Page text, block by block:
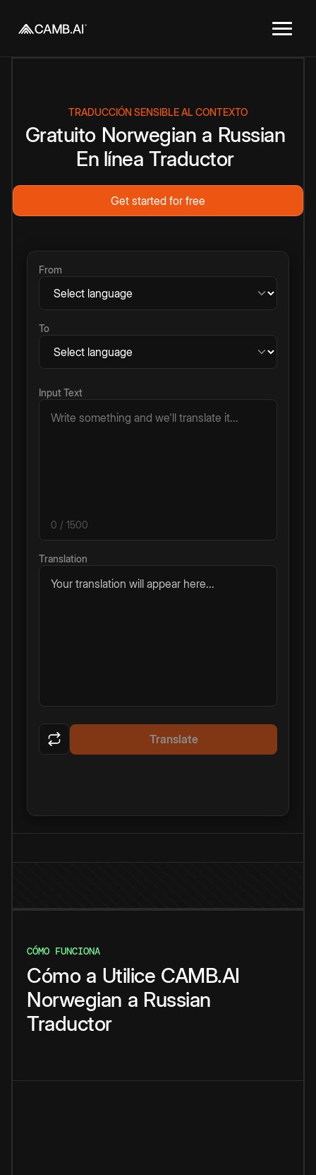
TRADUCCIÓN SENSIBLE AL CONTEXTO
Gratuito Norwegian a Russian
En línea Traductor
Get started for free
From
To
Input Text
0 / 1500
Translation
Your translation will appear here...
Translate
CÓMO FUNCIONA
Cómo a Utilice CAMB.AI
Norwegian a Russian
Traductor